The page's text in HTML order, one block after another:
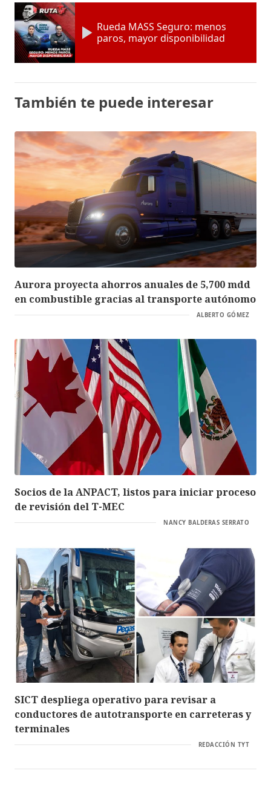
Rueda MASS Seguro: menos
paros, mayor disponibilidad
También te puede interesar
Aurora proyecta ahorros anuales de 5,700 mdd
en combustible gracias al transporte autónomo
ALBERTO GÓMEZ
Socios de la ANPACT, listos para iniciar proceso
de revisión del T-MEC
NANCY BALDERAS SERRATO
SICT despliega operativo para revisar a
conductores de autotransporte en carreteras y
terminales
REDACCIÓN TYT